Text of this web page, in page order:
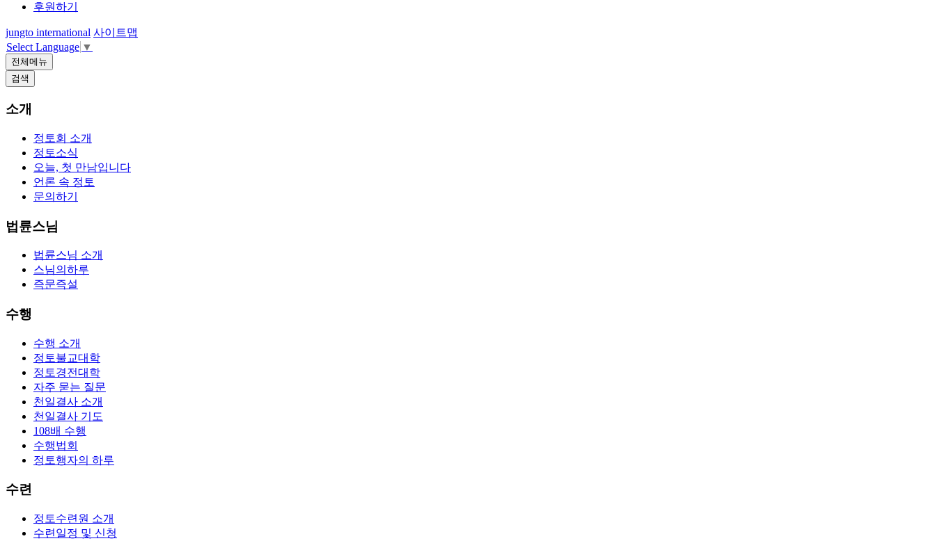
후원하기
jungto international 사이트맵
Select Language ▼
전체메뉴
검색
소개
정토회 소개
정토소식
오늘, 첫 만남입니다
언론 속 정토
문의하기
법륜스님
법륜스님 소개
스님의하루
즉문즉설
수행
수행 소개
정토불교대학
정토경전대학
자주 묻는 질문
천일결사 소개
천일결사 기도
108배 수행
수행법회
정토행자의 하루
수련
정토수련원 소개
수련일정 및 신청